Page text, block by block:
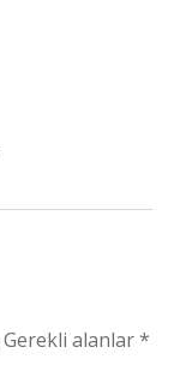
Gerekli alanlar*